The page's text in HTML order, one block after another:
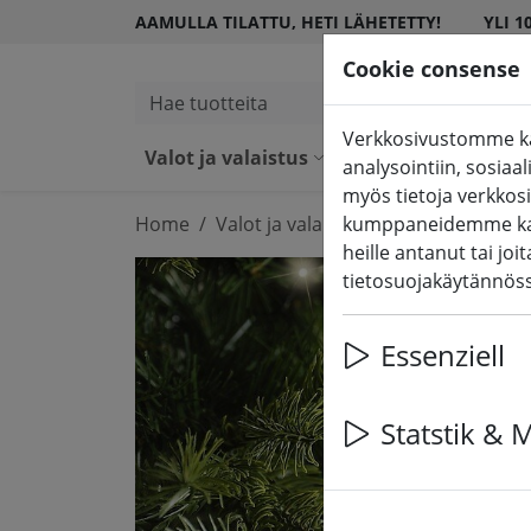
AAMULLA TILATTU, HETI LÄHETETTY! YLI
Hae tuotteita
Valot ja valaistus LED-
Home Valot ja valaistus Keijujen valot
Cookie consense
Verkkosivustomme
analysointiin,
myös tietoja
kumppaneidemme
heille antanut tai
Essenziell
Statstik &